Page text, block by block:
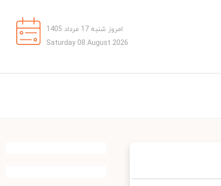
امروز شنبه 17 مرداد 1405
Saturday 08 August 2026